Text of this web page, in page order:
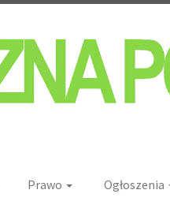
Prawo Ogłoszenia